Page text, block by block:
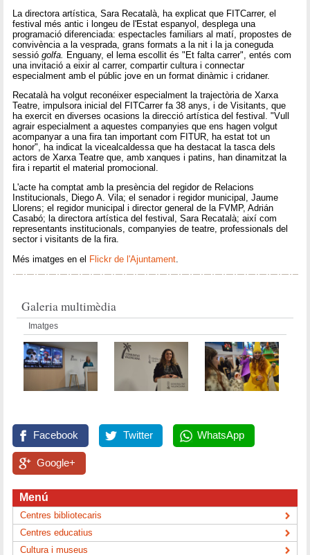
La directora artística, Sara Recatalà, ha explicat que FITCarrer, el
festival més antic i longeu de l'Estat espanyol, desplega una
programació diferenciada: espectacles familiars al matí, propostes de
convivència a la vesprada, grans formats a la nit i la ja coneguda
sessiógolfa. Enguany, el lema escollit és "Et falta carrer", entés com
una invitació a eixir al carrer, compartir cultura i connectar
especialment amb el públic jove en un format dinàmic i cridaner.
Recatalà ha volgut reconéixer especialment la trajectòria de Xarxa
Teatre, impulsora inicial del FITCarrer fa 38 anys, i de Visitants, que
ha exercit en diverses ocasions la direcció artística del festival. "Vull
agrair especialment a aquestes companyies que ens hagen volgut
acompanyar a una fira tan important com FITUR, ha estat tot un
honor", ha indicat la vicealcaldessa que ha destacat la tasca dels
actors de Xarxa Teatre que, amb xanques i patins, han dinamitzat la
fira i repartit el material promocional.
L'acte ha comptat amb la presència del regidor de Relacions
Institucionals, Diego A. Vila; el senador i regidor municipal, Jaume
Llorens; el regidor municipal i director general de la FVMP, Adrián
Casabó; la directora artística del festival, Sara Recatalà; així com
representants institucionals, companyies de teatre, professionals del
sector i visitants de la fira.
Més imatges en el Flickr de l'Ajuntament
Galeria multimèdia
Imatges
Facebook Twitter WhatsApp
Google+
Menú
Centres bibliotecaris
Centres educatius
Cultura i museus